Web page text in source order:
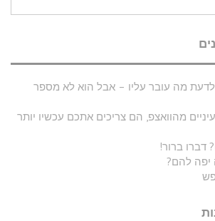
לדעת מה עובר עליו – אבל הוא לא מספר
מהוואצפ, הם צריכים אתכם עכשיו יותר
דברו ברור!
יפה להם?